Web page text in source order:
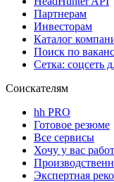
Партнерам
Инвесторам
Каталог
Поиск по
Сетка: соцсеть
Соискателям
hh PRO
Готовое резюме
Все сервисы
Хочу у вас
Экспертная